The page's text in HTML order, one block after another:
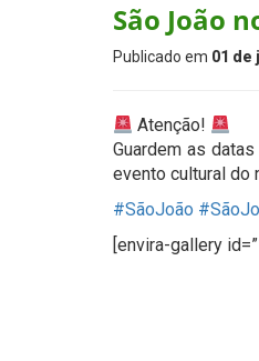
São João
Publicado em 01 de
Atenção!
Guardem as
evento cultural do
#SãoJoão
[envira-gallery